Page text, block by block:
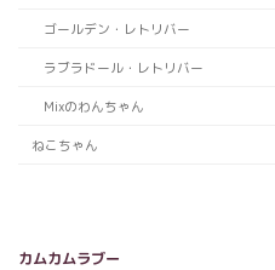
ゴールデン・レトリバー
ラブラドール・レトリバー
Mixのわんちゃん
ねこちゃん
カムカムラブー